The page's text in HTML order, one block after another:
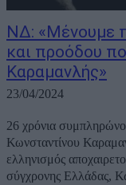
ΝΔ: «Μένουμε
και προόδου
Καραμανλής»
23/04/2024
26 χρόνια
Κωνσταντίνου
ελληνισμός
σύγχρονης Ελλάδας,